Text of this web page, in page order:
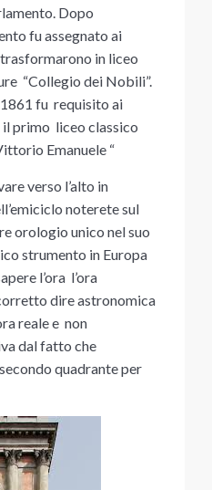
Dopo
fu assegnato ai
in liceo
“Collegio dei Nobili”.
1861 fu requisito ai
primo liceo classico
Emanuele “
verso l’alto in
noterete sul
orologio unico nel suo
strumento in Europa
l’ora l’ora
dire astronomica
reale e non
dal fatto che
quadrante per